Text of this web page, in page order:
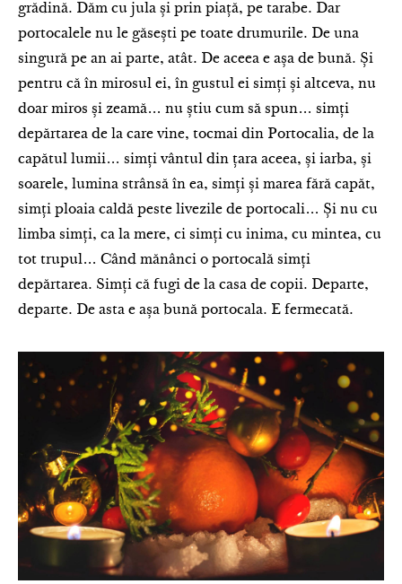
grădină. Dăm cu jula și prin piață, pe tarabe. Dar
portocalele nu le găsești pe toate drumurile. De una
singură pe an ai parte, atât. De aceea e așa de bună. Și
pentru că în mirosul ei, în gustul ei simți și altceva, nu
doar miros și zeamă… nu știu cum să spun… simți
depărtarea de la care vine, tocmai din Portocalia, de la
capătul lumii… simți vântul din țara aceea, și iarba, și
soarele, lumina strânsă în ea, simți și marea fără capăt,
simți ploaia caldă peste livezile de portocali… Și nu cu
limba simți, ca la mere, ci simți cu inima, cu mintea, cu
tot trupul… Când mănânci o portocală simți
depărtarea. Simți că fugi de la casa de copii. Departe,
departe. De asta e așa bună portocala. E fermecată.